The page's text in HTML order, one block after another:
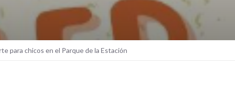
para chicos en el Parque de la Estación